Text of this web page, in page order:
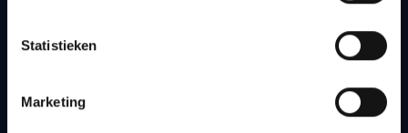
Statistieken
Marketing
Bereikbaarheid